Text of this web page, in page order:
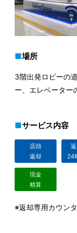
場所
3階出発ロビーの
ー、エレベーター
サービス内容
店頭
返却
24
現金
精算
※返却専用カウン